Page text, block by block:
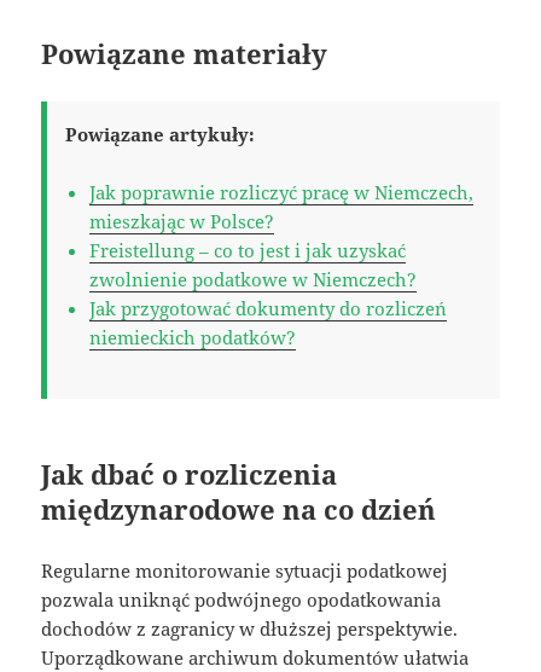
Powiązane materiały
Powiązane artykuły:
Jak poprawnie rozliczyć pracę w Niemczech,
mieszkając w Polsce?
Freistellung – co to jest i jak uzyskać
zwolnienie podatkowe w Niemczech?
Jak przygotować dokumenty do rozliczeń
niemieckich podatków?
Jak dbać o rozliczenia
międzynarodowe na co dzień
Regularne monitorowanie sytuacji podatkowej
pozwala uniknąć podwójnego opodatkowania
dochodów z zagranicy w dłuższej perspektywie.
Uporządkowane archiwum dokumentów ułatwia